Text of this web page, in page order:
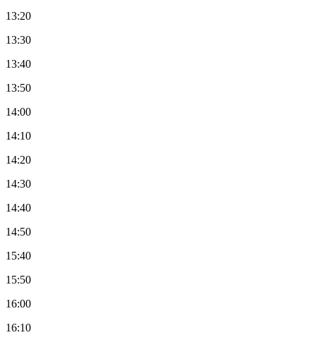
13:20
13:30
13:40
13:50
14:00
14:10
14:20
14:30
14:40
14:50
15:40
15:50
16:00
16:10